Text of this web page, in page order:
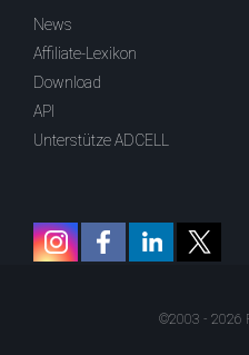
News
Affiliate-Lexikon
Download
API
Unterstütze ADCELL
©2003 - 2026